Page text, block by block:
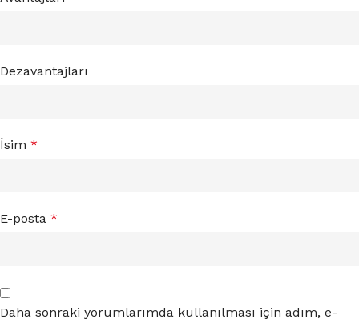
Dezavantajları
İsim *
E-posta *
Daha sonraki yorumlarımda kullanılması için adım, e-